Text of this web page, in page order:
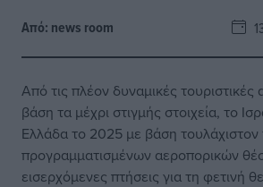
Από: news room
Από τις πλέον δυναμικές τουριστικές
βάση τα μέχρι στιγμής στοιχεία, το
Ελλάδα το 2025 με βάση
προγραμματισμένων αεροπορικών
εισερχόμενες πτήσεις για τη φετινή